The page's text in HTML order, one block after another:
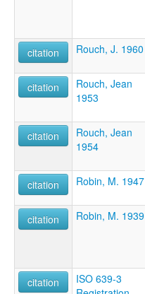
citation
Rouch, J. 1960
citation
Rouch, Jean
1953
citation
Rouch, Jean
1954
citation Robin, M. 1947
citation
Robin, M. 1939
citation
ISO 639-3